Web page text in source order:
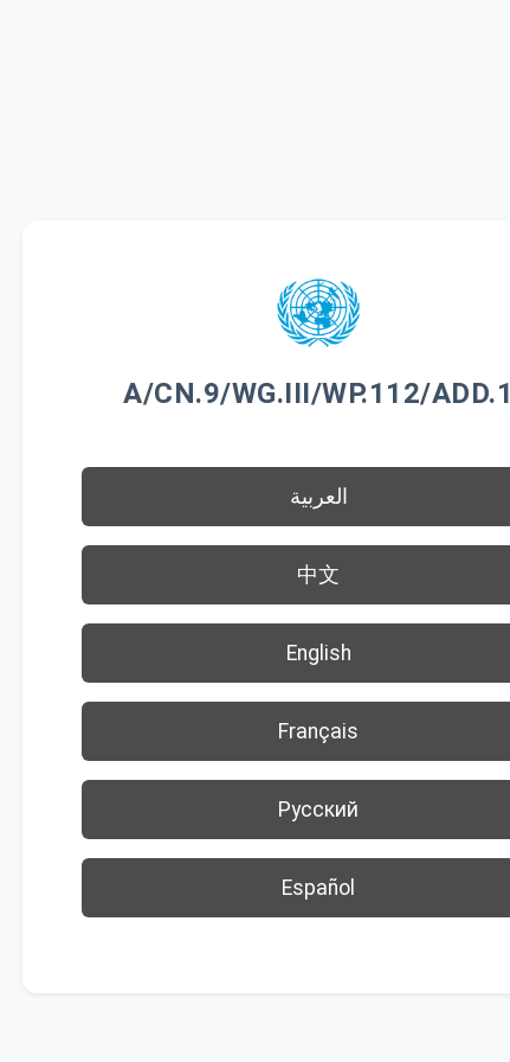
A/CN.9/WG.III/WP.112/ADD.1
العربية
中文
English
Français
Русский
Español